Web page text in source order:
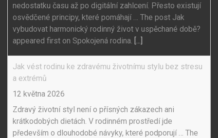
nedostatku času až po digitální zahlcení. Přesto existují
osvědčené principy, které pomáhají … The post Jak
vybudovat harmonický rodinný život v uspěchané době?
appeared first on Spokojená rodina. [...]
Jak vést rodinu ke zdravému životnímu stylu bez stresu
a extrémů
12 května 2026
Zdravý životní styl není o přísných zákazech ani
krátkodobých dietách. V rodinném prostředí jde
především o dlouhodobé návyky, které podporují … The